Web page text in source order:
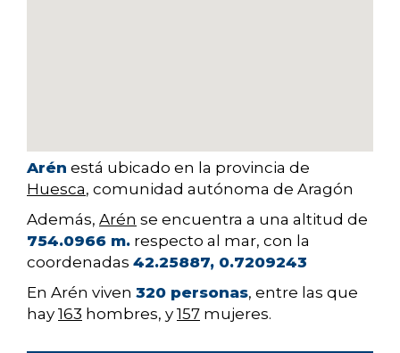
Arén está ubicado en la provincia de
Huesca, comunidad autónoma de Aragón
Además, Arén se encuentra a una altitud de
754.0966 m. respecto al mar, con la
coordenadas 42.25887, 0.7209243
En Arén viven 320 personas, entre las que
hay 163 hombres, y 157 mujeres.